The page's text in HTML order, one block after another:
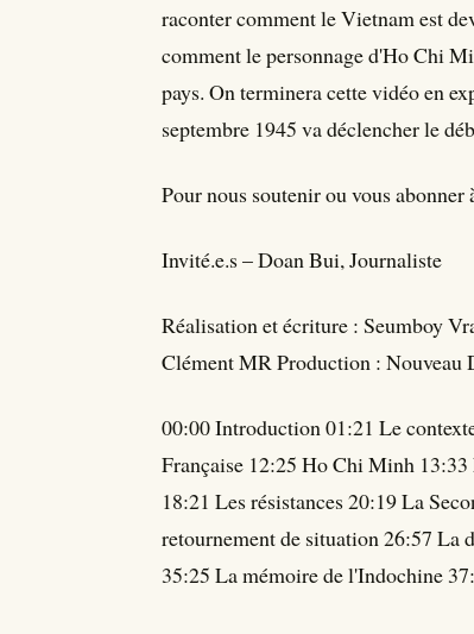
raconter comment le Vietnam est
comment le personnage d'Ho Chi
pays. On terminera cette vidéo en
septembre 1945 va déclencher le
Pour nous soutenir ou vous
Invité.e.s – Doan Bui, Journaliste
Réalisation et écriture : Seumboy
Clément MR Production : Nouveau
00:00 Introduction 01:21 Le
Française 12:25 Ho Chi Minh
18:21 Les résistances 20:19 La
retournement de situation 26:57 La
35:25 La mémoire de l'Indochine